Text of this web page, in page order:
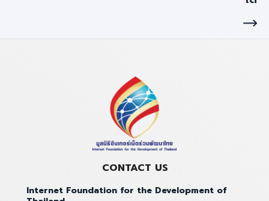
CONTACT US
Internet Foundation for the Development of